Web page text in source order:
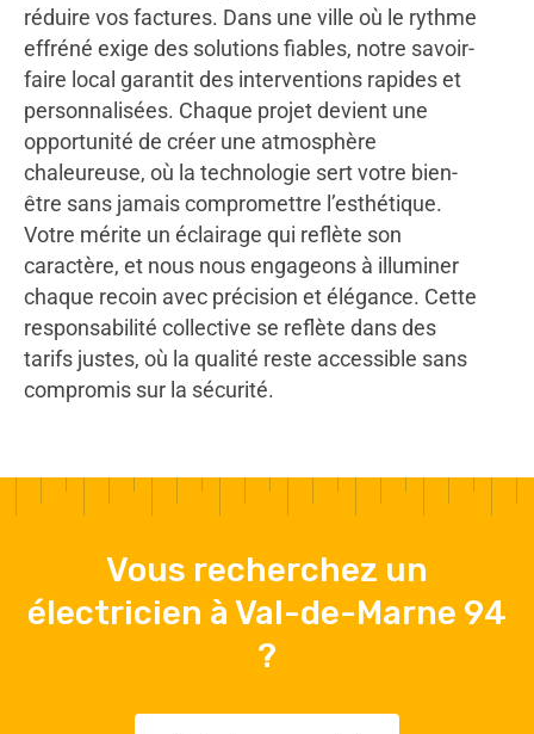
réduire vos factures. Dans une ville où le rythme
effréné exige des solutions fiables, notre savoir-
faire local garantit des interventions rapides et
personnalisées. Chaque projet devient une
opportunité de créer une atmosphère
chaleureuse, où la technologie sert votre bien-
être sans jamais compromettre l’esthétique.
Votre mérite un éclairage qui reflète son
caractère, et nous nous engageons à illuminer
chaque recoin avec précision et élégance. Cette
responsabilité collective se reflète dans des
tarifs justes, où la qualité reste accessible sans
compromis sur la sécurité.
Vous recherchez un
électricien à Val-de-Marne 94
?